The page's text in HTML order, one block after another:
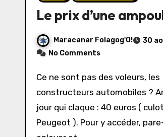
Le prix d’une
Maracanar Folagog'O!
30
No Comments
Ce ne sont pas des voleurs, les
constructeurs automobiles ?
jour qui claque : 40 euros (
Peugeot ). Pour y accéder,